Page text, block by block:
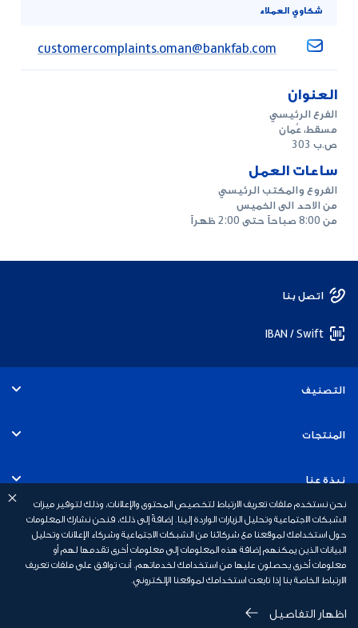
نحن نستخدم ملفات تعريف الارتباط لتخصيص المحتوى والإعلانات، وذلك لتوفير ميزات
الشبكات الاجتماعية وتحليل الزيارات الواردة إلينا. إضافةً إلى ذلك، فنحن نشارك المعلومات
حول استخدامك لموقعنا مع شركائنا من الشبكات الاجتماعية وشركاء الإعلانات وتحليل
البيانات الذين يمكنهم إضافة هذه المعلومات إلى معلومات أخرى تقدمها لهم أو
معلومات أخرى يحصلون عليها من استخدامك لخدماتهم. أنت توافق على ملفات تعريف
الارتباط الخاصة بنا إذا تابعت استخدامك لموقعنا الإلكتروني.
اظهار التفاصيل
شكاوي العملاء
customercomplaints.oman@bankfab.com
العنوان
الفرع الرئيسي
مسقط، عُمان
ص.ب 303
ساعات العمل
الفروع والمكتب الرئيسي
من الاحد الى الخميس
من 8:00 صباحاً حتى 2:00 ظهراً
اتصل بنا
IBAN / Swift
التصنيف
الأفراد
المنتجات
الحسابات
البطاقات
القروض
نبذة عنا
تعرف على البنك
التوظيف
روابط سريعة
أسعار العملات الأجنبية
طرق التعامل مع البنك